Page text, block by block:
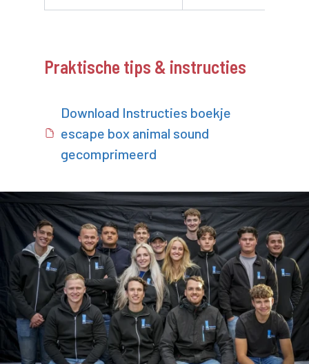
Praktische tips & instructies
Download Instructies boekje
escape box animal sound
gecomprimeerd